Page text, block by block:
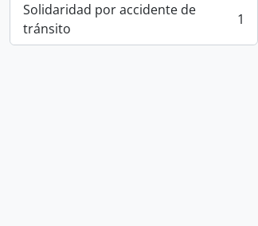
Solidaridad por accidente de
tránsito
, 1 resultados 1